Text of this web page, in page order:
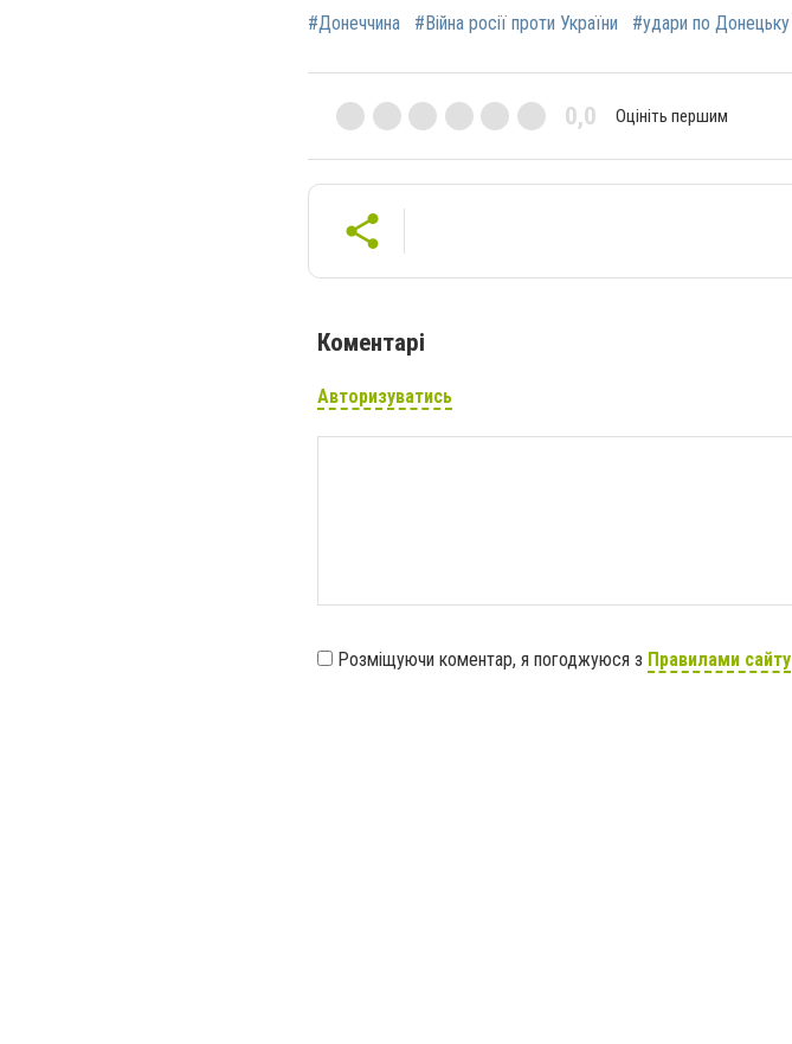
#Донеччина #Війна росії проти України #удари по Донецьку
0,0 Оцініть першим
Коментарі
Авторизуватись
Розміщуючи коментар, я погоджуюся з Правилами сайту